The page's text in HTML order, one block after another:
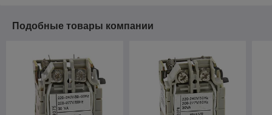
Подобные товары компании